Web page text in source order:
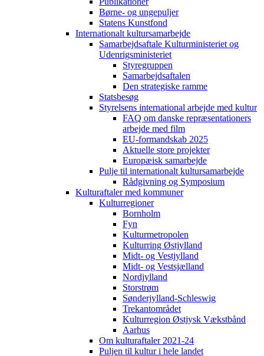
Børne- og ungepuljer
Statens Kunstfond
Internationalt kultursamarbejde
Samarbejdsaftale Kulturministeriet og
Udenrigsministeriet
Styregruppen
Samarbejdsaftalen
Den strategiske ramme
Statsbesøg
Styrelsens international arbejde med kultur
FAQ om danske repræsentationers
arbejde med film
EU-formandskab 2025
Aktuelle store projekter
Europæisk samarbejde
Pulje til internationalt kultursamarbejde
Rådgivning og Symposium
Kulturaftaler med kommuner
Kulturregioner
Bornholm
Fyn
Kulturmetropolen
Kulturring Østjylland
Midt- og Vestjylland
Midt- og Vestsjælland
Nordjylland
Storstrøm
Sønderjylland-Schleswig
Trekantområdet
Kulturregion Østjysk Vækstbånd
Aarhus
Om kulturaftaler 2021-24
Puljen til kultur i hele landet